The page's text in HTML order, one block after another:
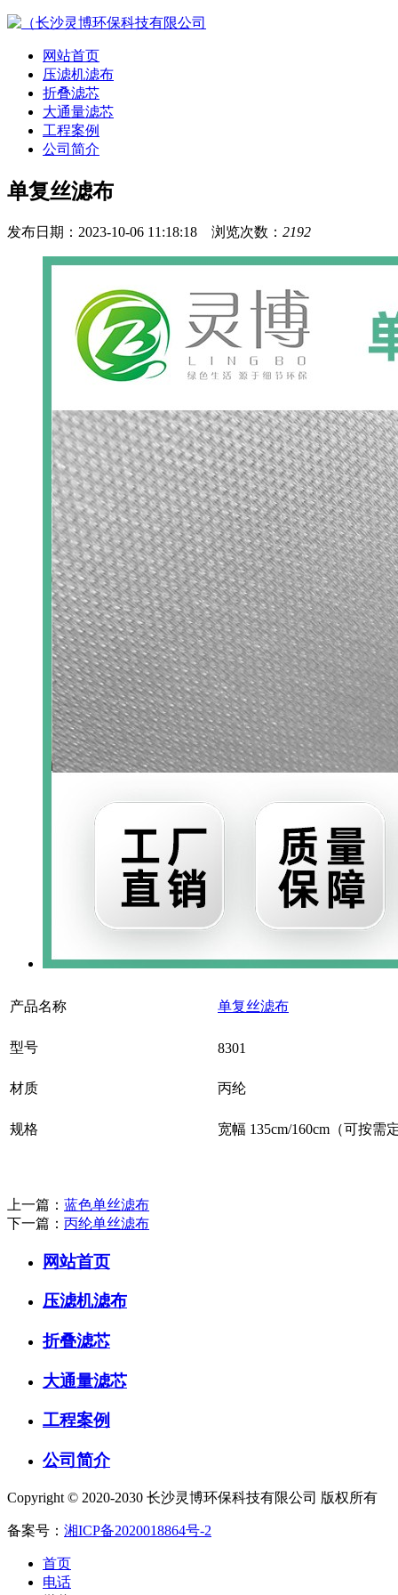
网站首页
压滤机滤布
折叠滤芯
大通量滤芯
工程案例
公司简介
单复丝滤布
发布日期：2023-10-06 11:18:18 浏览次数： 2192
产品名称 单复丝滤布
型号 8301
材质 丙纶
规格 宽幅 135cm/160cm（可按需
上一篇： 蓝色单丝滤布
下一篇： 丙纶单丝滤布
网站首页
压滤机滤布
折叠滤芯
大通量滤芯
工程案例
公司简介
Copyright © 2020-2030 长沙灵博环保科技有限公司 版权所有
备案号： 湘ICP备2020018864号-2
首页
电话